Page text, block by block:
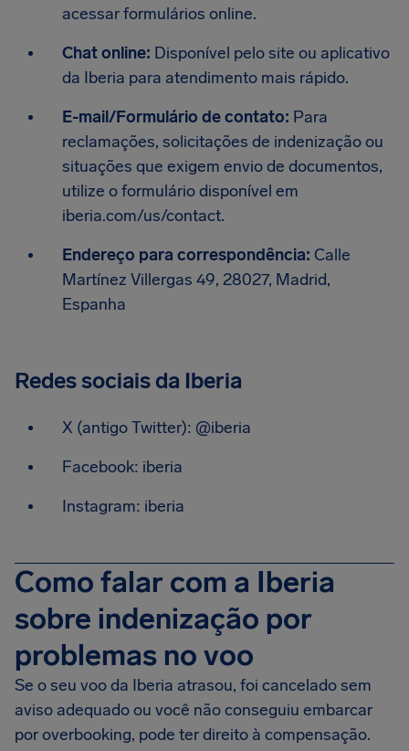
acessar formulários online.
Chat online: Disponível pelo site ou aplicativo
da Iberia para atendimento mais rápido.
E-mail/Formulário de contato: Para
reclamações, solicitações de indenização ou
situações que exigem envio de documentos,
utilize o formulário disponível em
iberia.com/us/contact.
Endereço para correspondência: Calle
Martínez Villergas 49, 28027, Madrid,
Espanha
Redes sociais da Iberia
X (antigo Twitter): @iberia
Facebook: iberia
Instagram: iberia
Como falar com a Iberia
sobre indenização por
problemas no voo
Se o seu voo da Iberia atrasou, foi cancelado sem
aviso adequado ou você não conseguiu embarcar
por overbooking, pode ter direito à compensação.